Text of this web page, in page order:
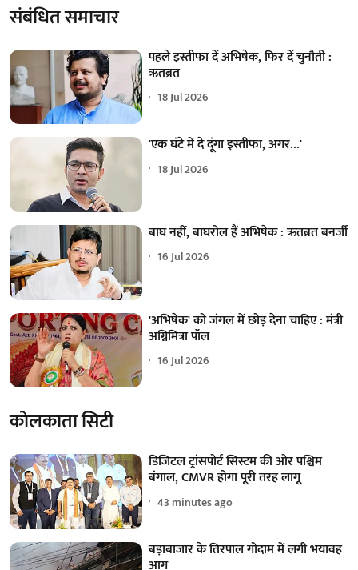
संबंधित समाचार
पहले इस्तीफा दें अभिषेक, फिर दें चुनौती :
ऋतब्रत
18 Jul 2026
'एक घंटे में दे दूंगा इस्तीफा, अगर...'
18 Jul 2026
बाघ नहीं, बाघरोल हैं अभिषेक : ऋतब्रत बनर्जी
16 Jul 2026
'अभिषेक' को जंगल में छोड़ देना चाहिए : मंत्री
अग्निमित्रा पॉल
16 Jul 2026
कोलकाता सिटी
डिजिटल ट्रांसपोर्ट सिस्टम की ओर पश्चिम
बंगाल, CMVR होगा पूरी तरह लागू
43 minutes ago
बड़ाबाजार के तिरपाल गोदाम में लगी भयावह
आग